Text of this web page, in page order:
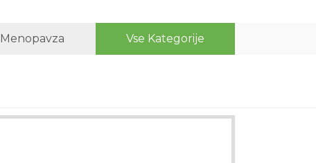
Menopavza Vse Kategorije